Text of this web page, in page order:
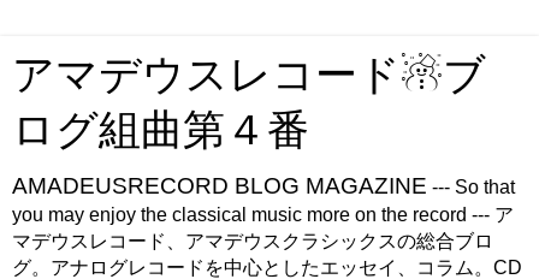
アマデウスレコード☃ブ
ログ組曲第４番
AMADEUSRECORD BLOG MAGAZINE --- So that
you may enjoy the classical music more on the record --- ア
マデウスレコード、アマデウスクラシックスの総合ブロ
グ。アナログレコードを中心としたエッセイ、コラム。CD